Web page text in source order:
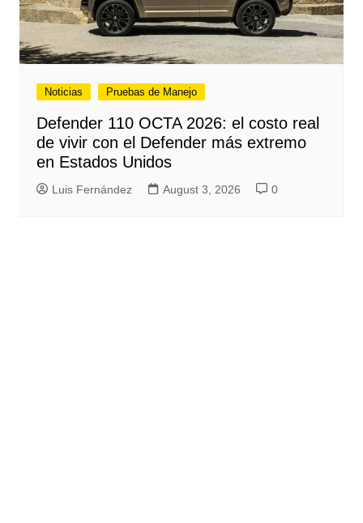
Noticias Pruebas de Manejo
Defender 110 OCTA 2026: el costo real
de vivir con el Defender más extremo
en Estados Unidos
Luis Fernández August 3, 2026 0